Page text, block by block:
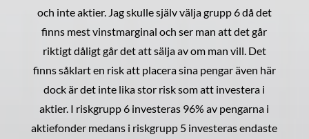
och inte aktier. Jag skulle själv välja grupp 6 då det
finns mest vinstmarginal och ser man att det går
riktigt dåligt går det att sälja av om man vill. Det
finns såklart en risk att placera sina pengar även här
dock är det inte lika stor risk som att investera i
aktier. I riskgrupp 6 investeras 96% av pengarna i
aktiefonder medans i riskgrupp 5 investeras endaste